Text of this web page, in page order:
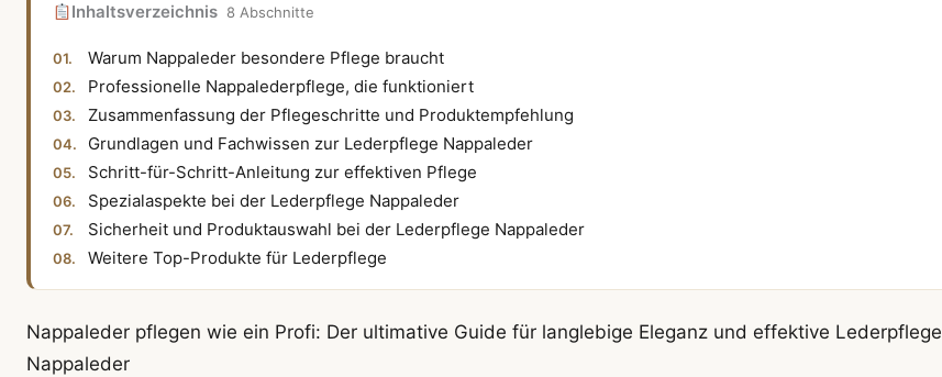
Inhaltsverzeichnis 8 Abschnitte
Warum Nappaleder besondere Pflege braucht
Professionelle Nappalederpflege, die funktioniert
Zusammenfassung der Pflegeschritte und Produktempfehlung
Grundlagen und Fachwissen zur Lederpflege Nappaleder
Schritt-für-Schritt-Anleitung zur effektiven Pflege
Spezialaspekte bei der Lederpflege Nappaleder
Sicherheit und Produktauswahl bei der Lederpflege Nappaleder
Weitere Top-Produkte für Lederpflege
Nappaleder pflegen wie ein Profi: Der ultimative Guide für langlebige Eleganz und effektive Lederpflege
Nappaleder